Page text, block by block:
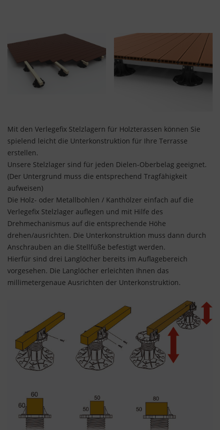
Mit den Verlegefix Stelzlagern für Holzterassen können Sie
spielend leicht die Unterkonstruktion für Ihre Terrasse
erstellen.
Unsere Stelzlager sind für jeden Dielen-Oberbelag geeignet.
(Der Untergrund muss die entsprechend Tragfähigkeit
aufweisen)
Die Holz- oder Metallbohlen / Kanthölzer einfach auf die
Verlegefix Stelzlager auflegen und mit Hilfe des
Drehmechanismus auf die entsprechende Höhe
drehen/ausrichten. Die Unterkonstruktion muss dann durch
Anschrauben an die Stellfüße befestigt werden.
Hierfür sind drei Langlöcher bereits im Auflagebereich
vorgesehen. Die Langlöcher erleichten Ihnen das
millimetergenaue Ausrichten der Unterkonstruktion.